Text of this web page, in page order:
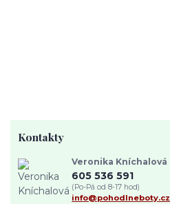
Kontakty
Veronika Kníchalová
605 536 591
(Po-Pá od 8-17 hod)
info@pohodlneboty.cz